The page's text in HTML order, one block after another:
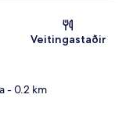
Veitingastaðir
- 0.2 km